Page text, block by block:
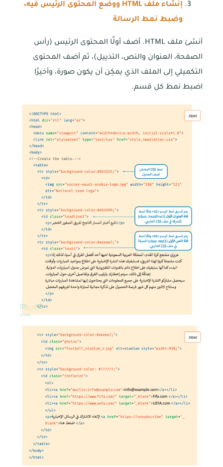
إنشاء ملفHTML ووضع المحتوى الرئيس فيه،
وضبط نمط الرسالة
أنشئ ملف HTML. أضف أولًا المحتوى الرئيس (رأس
الصفحة، العنوان والنص، التذييل)، ثم أضف المحتوى
التكميلي إلى الملف الذي يمكِن أن يكون صورة، وأخيرًا
اضبط نمط كل قسم.